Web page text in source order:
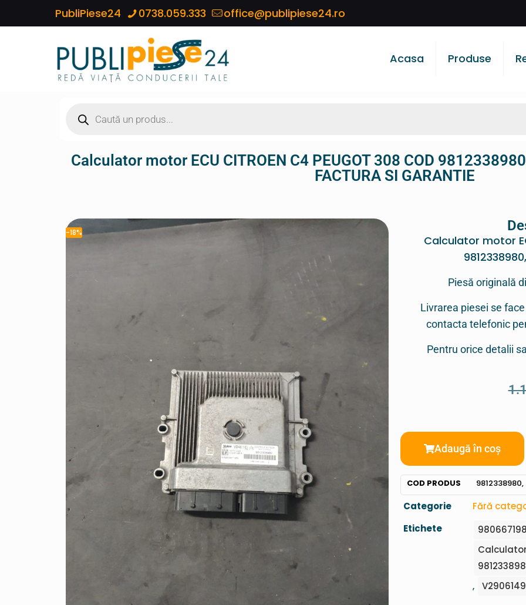
PubliPiese24 0738.059.333 office@publipiese24.ro
Acasa Produse
Calculator motor ECU CITROEN C4 PEUGOT 308 COD
FACTURA SI GARANTIE
-18%
Calculator motor
Piesă originală
Livrarea piesei se
contacta telefonic
Pentru orice detalii
Adaugă în coș
COD PRODUS
Categorie
Fără
Etichete
Calculator
,